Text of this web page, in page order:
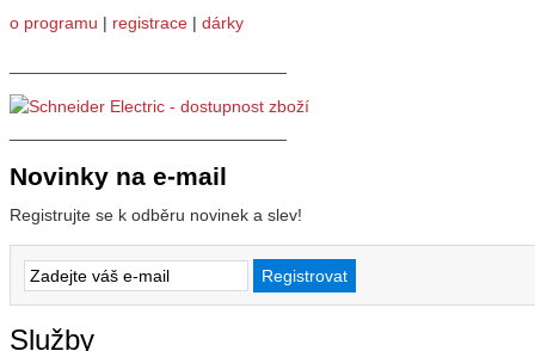
o programu | registrace | dárky
Novinky na e-mail
Registrujte se k odběru novinek a slev!
Služby